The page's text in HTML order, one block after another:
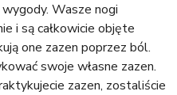
Wasze nogi
i są całkowicie objęte
one zazen poprzez ból.
swoje własne zazen.
zazen, zostaliście